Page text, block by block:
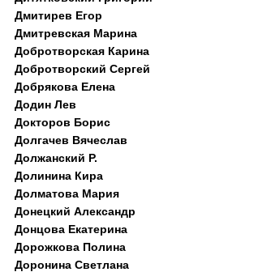
Дмитирев Егор
Дмитревская Марина
Добротворская Карина
Добротворский Сергей
Добрякова Елена
Додин Лев
Докторов Борис
Долгачев Вячеслав
Должанский Р.
Долинина Кира
Долматова Мария
Донецкий Александр
Донцова Екатерина
Дорожкова Полина
Доронина Светлана